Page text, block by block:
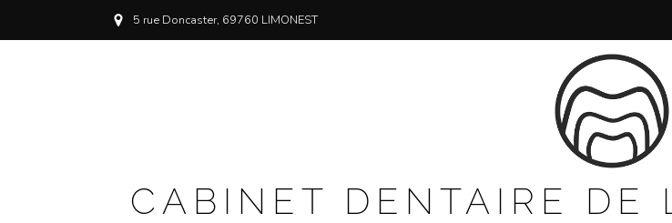
5 rue Doncaster, 69760 LIMONEST
CABINET DENTAIRE DE